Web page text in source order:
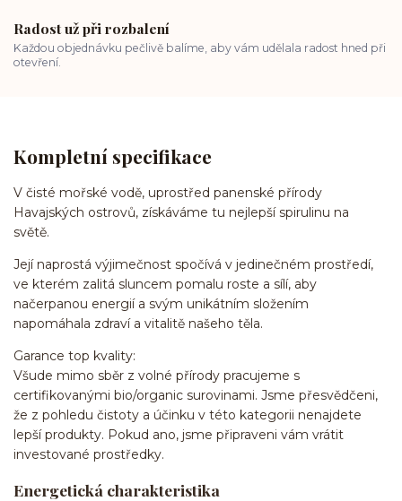
Radost už při rozbalení
Každou objednávku pečlivě balíme, aby vám udělala radost hned při
otevření.
Kompletní specifikace
V čisté mořské vodě, uprostřed panenské přírody
Havajských ostrovů, získáváme tu nejlepší spirulinu na
světě.
Její naprostá výjimečnost spočívá v jedinečném prostředí,
ve kterém zalitá sluncem pomalu roste a sílí, aby
načerpanou energií a svým unikátním složením
napomáhala zdraví a vitalitě našeho těla.
Garance top kvality:
Všude mimo sběr z volné přírody pracujeme s
certifikovanými bio/organic surovinami. Jsme přesvědčeni,
že z pohledu čistoty a účinku v této kategorii nenajdete
lepší produkty. Pokud ano, jsme připraveni vám vrátit
investované prostředky.
Energetická charakteristika